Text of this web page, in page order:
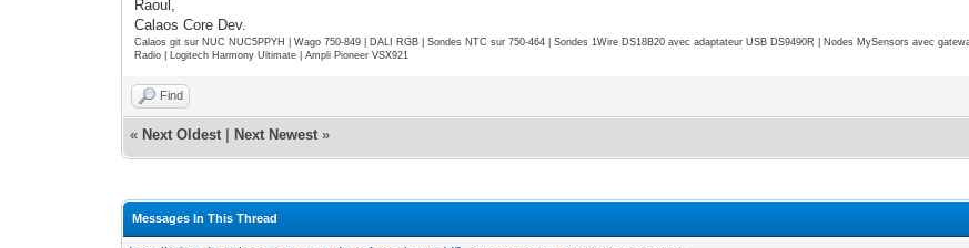
Raoul,
Calaos Core Dev.
Calaos git sur NUC NUC5PPYH | Wago 750-849 | DALI RGB | Sondes NTC sur 750-464 | Sondes 1Wire DS18B20 avec adaptateur USB DS9490R | Nodes MySensors avec
Radio | Logitech Harmony Ultimate | Ampli Pioneer VSX921
Find
« Next Oldest Next Newest »
Messages In This Thread